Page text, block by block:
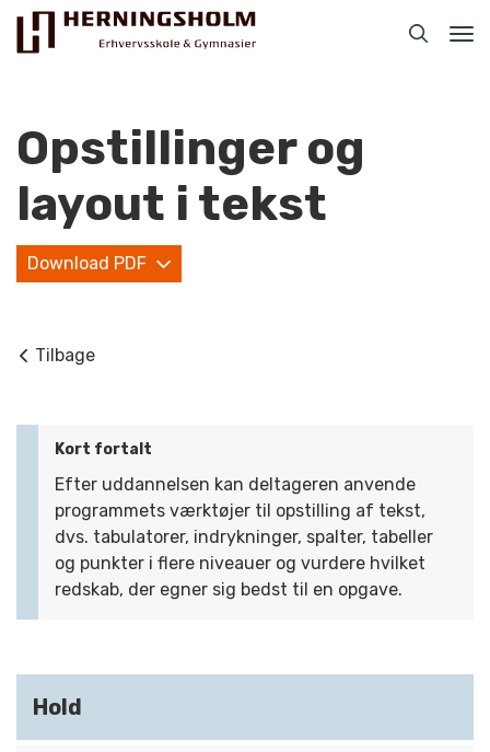
For ledige
Bliv faglært
Kontakt
Opstillinger og
layout i tekst
Download PDF
Tilbage
Kort fortalt
Efter uddannelsen kan deltageren anvende
programmets værktøjer til opstilling af tekst,
dvs. tabulatorer, indrykninger, spalter, tabeller
og punkter i flere niveauer og vurdere hvilket
redskab, der egner sig bedst til en opgave.
Hold